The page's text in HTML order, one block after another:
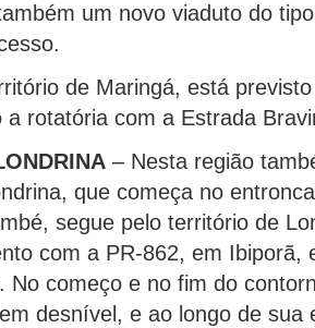
um novo viaduto do
de Maringá, está
a rotatória com a Estrada
– Nesta região
que começa no
segue pelo território de
com a PR-862, em Ibiporã,
No começo e no fim do
desnível, e ao longo de sua